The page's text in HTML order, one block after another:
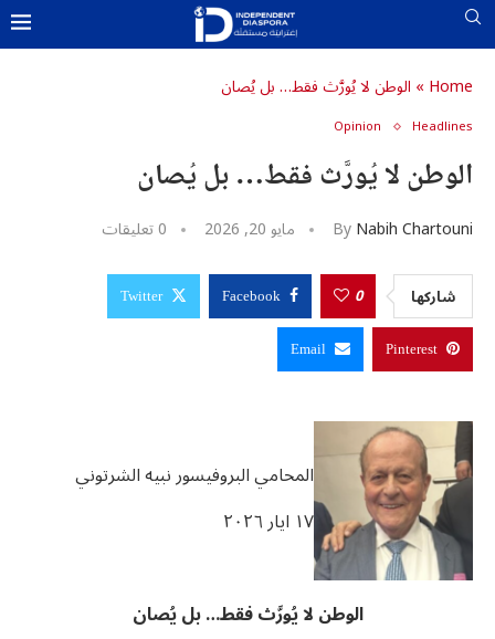
Home
» الوطن لا يُورَّث فقط… بل يُصان
Headlines
Opinion
الوطن لا يُورَّث فقط… بل يُصان
ByNabih Chartouni مايو 20, 2026 0 تعليقات
شاركها 0
Facebook
Twitter
Pinterest
Email
المحامي البروفيسور نبيه الشرتوني
١٧ ايار ٢٠٢٦
الوطن لا يُورَّث فقط… بل يُصان
U0633U0627U062EU0646
U0633U0627U062EU0646